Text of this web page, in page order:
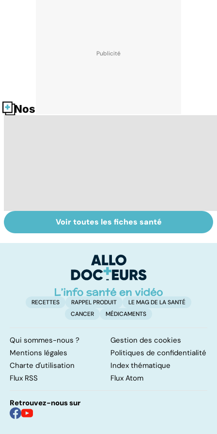
Nos fiches santé
Tout savoir sur le
cancer de la
Mélanome : le
plus redouté des
peau
Voir toutes les fiches santé
RECETTES RAPPEL PRODUIT
LE MAG DE LA SANTÉ
CANCER
MÉDICAMENTS
Qui sommes-nous ?
Gestion des cookies
Mentions légales
Politiques de confidentialité
Charte d'utilisation
Index thématique
Flux RSS
Flux Atom
Retrouvez-nous sur